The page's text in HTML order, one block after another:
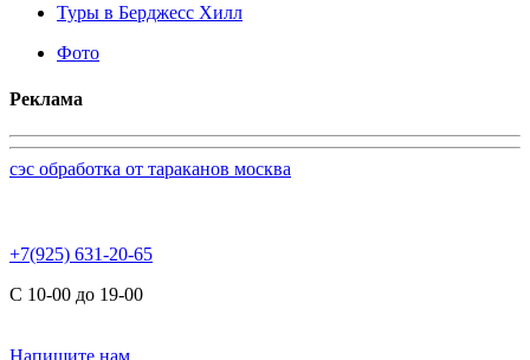
Туры в Берджесс Хилл
Фото
Реклама
сэс обработка от тараканов москва
+7(925) 631-20-65
С 10-00 до 19-00